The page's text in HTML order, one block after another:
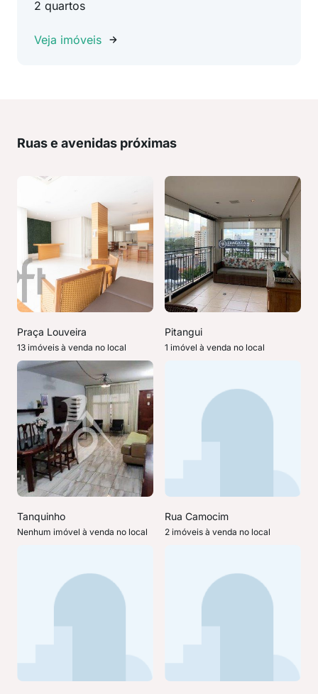
2 quartos
Veja imóveis
Ruas e avenidas próximas
Praça Louveira
13 imóveis à venda no local
Pitangui
1 imóvel à venda no local
Tanquinho
Nenhum imóvel à venda no local
Rua Camocim
2 imóveis à venda no local